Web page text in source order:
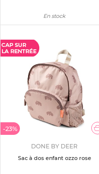
En stock
-23%
DONE BY DEER
Sac à dos enfant ozzo rose